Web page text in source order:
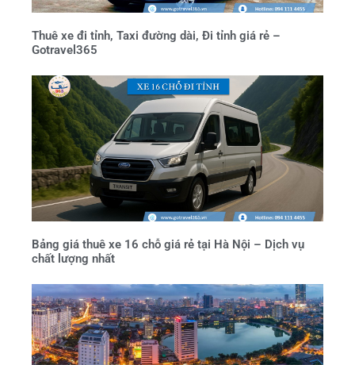
Thuê xe đi tỉnh, Taxi đường dài, Đi tỉnh giá rẻ –
Gotravel365
Bảng giá thuê xe 16 chỗ giá rẻ tại Hà Nội – Dịch vụ
chất lượng nhất